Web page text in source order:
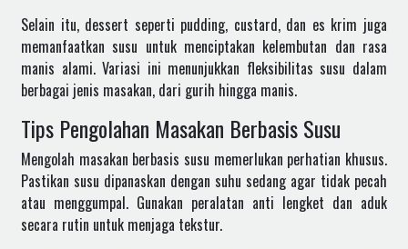
Selain itu, dessert seperti pudding, custard, dan es krim juga
memanfaatkan susu untuk menciptakan kelembutan dan rasa
manis alami. Variasi ini menunjukkan fleksibilitas susu dalam
berbagai jenis masakan, dari gurih hingga manis.
Tips Pengolahan Masakan Berbasis Susu
Mengolah masakan berbasis susu memerlukan perhatian khusus.
Pastikan susu dipanaskan dengan suhu sedang agar tidak pecah
atau menggumpal. Gunakan peralatan anti lengket dan aduk
secara rutin untuk menjaga tekstur.